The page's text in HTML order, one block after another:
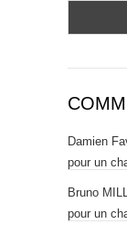
Damien
pour un
Bruno
pour un